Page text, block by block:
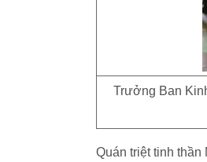
Trưởng Ban
Quán triệt tinh thần